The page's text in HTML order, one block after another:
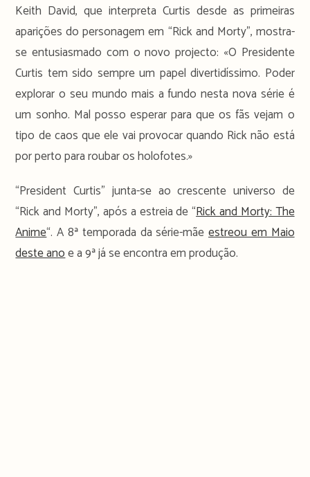
Keith David, que interpreta Curtis desde as primeiras
aparições do personagem em “Rick and Morty”, mostra-
se entusiasmado com o novo projecto: «O Presidente
Curtis tem sido sempre um papel divertidíssimo. Poder
explorar o seu mundo mais a fundo nesta nova série é
um sonho. Mal posso esperar para que os fãs vejam o
tipo de caos que ele vai provocar quando Rick não está
por perto para roubar os holofotes.»
“President Curtis” junta-se ao crescente universo de
“Rick and Morty”, após a estreia de “Rick and Morty: The
Anime“. A 8ª temporada da série-mãeestreou em Maio
deste anoe a 9ª já se encontra em produção.